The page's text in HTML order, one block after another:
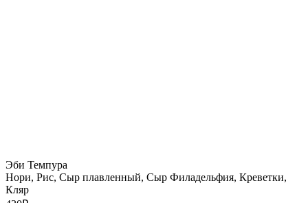
Эби Темпура
Нори, Рис, Сыр плавленный, Сыр Филадельфия, Креветки,
Кляр